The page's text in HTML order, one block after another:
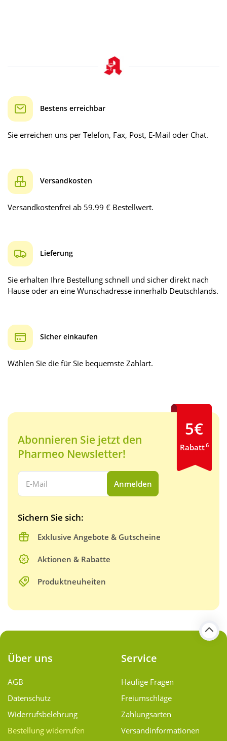
Bestens erreichbar
Sie erreichen uns per Telefon, Fax, Post, E-Mail oder Chat.
Versandkosten
Versandkostenfrei ab 59.99 € Bestellwert.
Lieferung
Sie erhalten Ihre Bestellung schnell und sicher direkt nach
Hause oder an eine Wunschadresse innerhalb Deutschlands.
Sicher einkaufen
Wählen Sie die für Sie bequemste Zahlart.
Abonnieren Sie jetzt den
Pharmeo Newsletter!
Ihre E-Mail Adresse:
Anmelden
Sichern Sie sich:
Exklusive Angebote & Gutscheine
Aktionen & Rabatte
Produktneuheiten
5€
Rabatt6
Über uns
AGB
Datenschutz
Widerrufsbelehrung
Bestellung widerrufen
Service
Häufige Fragen
Freiumschläge
Zahlungsarten
Versand­informationen